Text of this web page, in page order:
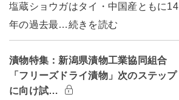
塩蔵ショウガはタイ・中国産ともに14
年の過去最…続きを読む
漬物特集：新潟県漬物工業協同組合
「フリーズドライ漬物」次のステップ
に向け試…